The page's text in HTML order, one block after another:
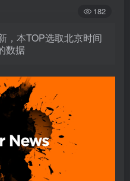
182
，本TOP选取北京时间
数据